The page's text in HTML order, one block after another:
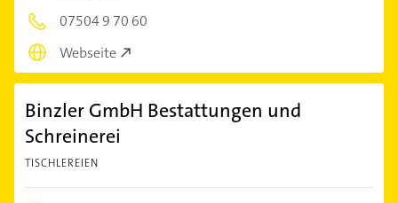
07504 9 70 60
Webseite
Binzler GmbH Bestattungen und
Schreinerei
TISCHLEREIEN